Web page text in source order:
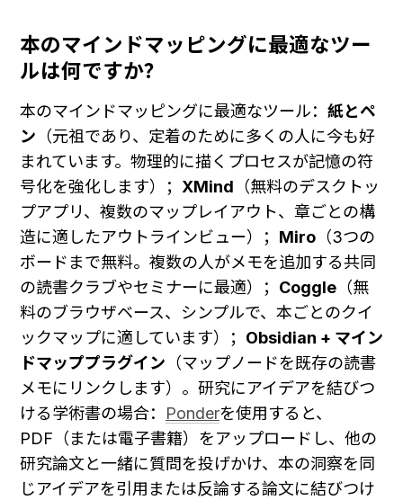
本のマインドマッピングに最適なツー
ルは何ですか？
本のマインドマッピングに最適なツール： 紙とペ
ン （元祖であり、定着のために多くの人に今も好
まれています。物理的に描くプロセスが記憶の符
号化を強化します）； XMind （無料のデスクトッ
プアプリ、複数のマップレイアウト、章ごとの構
造に適したアウトラインビュー）； Miro （3つの
ボードまで無料。複数の人がメモを追加する共同
の読書クラブやセミナーに最適）； Coggle （無
料のブラウザベース、シンプルで、本ごとのクイ
ックマップに適しています）； Obsidian + マイン
ドマッププラグイン （マップノードを既存の読書
メモにリンクします）。研究にアイデアを結びつ
ける学術書の場合： Ponderを使用すると、
PDF（または電子書籍）をアップロードし、他の
研究論文と一緒に質問を投げかけ、本の洞察を同
じアイデアを引用または反論する論文に結びつけ